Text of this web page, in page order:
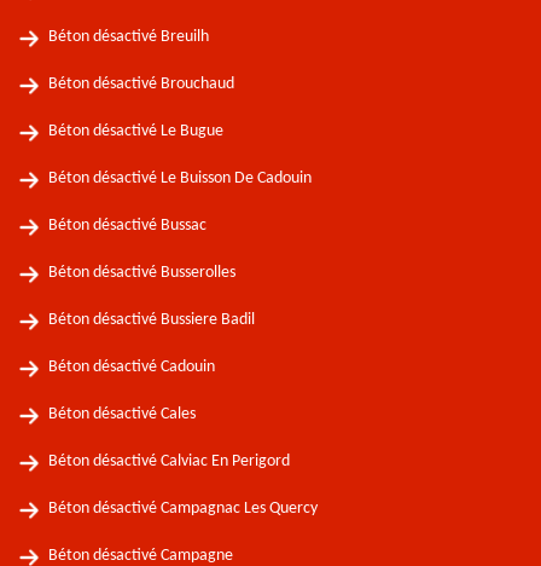
Béton désactivé Breuilh
Béton désactivé Brouchaud
Béton désactivé Le Bugue
Béton désactivé Le Buisson De Cadouin
Béton désactivé Bussac
Béton désactivé Busserolles
Béton désactivé Bussiere Badil
Béton désactivé Cadouin
Béton désactivé Cales
Béton désactivé Calviac En Perigord
Béton désactivé Campagnac Les Quercy
Béton désactivé Campagne